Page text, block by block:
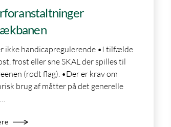
ikke handicapregulerende •I tilfælde
frost eller sne SKAL der spilles til
(rødt flag). •Der er krav om
brug af måtter på det generelle